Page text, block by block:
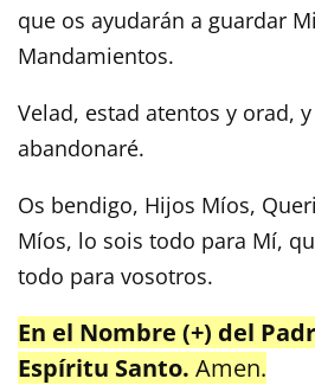
que os ayudarán a guardar
Mandamientos.
Velad, estad atentos y orad,
abandonaré.
Os bendigo, Hijos Míos,
Míos, lo sois todo para Mí,
todo para vosotros.
En el Nombre (+) del
Espíritu Santo. Amen.